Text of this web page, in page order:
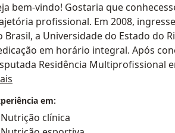
bem-vindo! Gostaria que
profissional. Em 2008,
Brasil, a Universidade do Estado do
em horário integral. Após
Residência Multiprofissional
Pedro Ernesto - HUPE,
conhecida como
e aprender na prática com os
mais diversas áreas da saúde.
em:
Nutrição clínica